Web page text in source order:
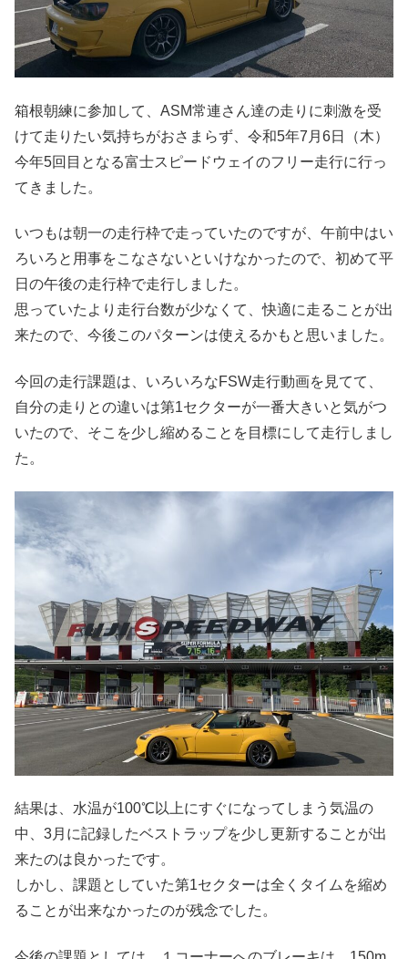
箱根朝練に参加して、ASM常連さん達の走りに刺激を受
けて走りたい気持ちがおさまらず、令和5年7月6日（木）
今年5回目となる富士スピードウェイのフリー走行に行っ
てきました。
いつもは朝一の走行枠で走っていたのですが、午前中はい
ろいろと用事をこなさないといけなかったので、初めて平
日の午後の走行枠で走行しました。
思っていたより走行台数が少なくて、快適に走ることが出
来たので、今後このパターンは使えるかもと思いました。
今回の走行課題は、いろいろなFSW走行動画を見てて、
自分の走りとの違いは第1セクターが一番大きいと気がつ
いたので、そこを少し縮めることを目標にして走行しまし
た。
結果は、水温が100℃以上にすぐになってしまう気温の
中、3月に記録したベストラップを少し更新することが出
来たのは良かったです。
しかし、課題としていた第1セクターは全くタイムを縮め
ることが出来なかったのが残念でした。